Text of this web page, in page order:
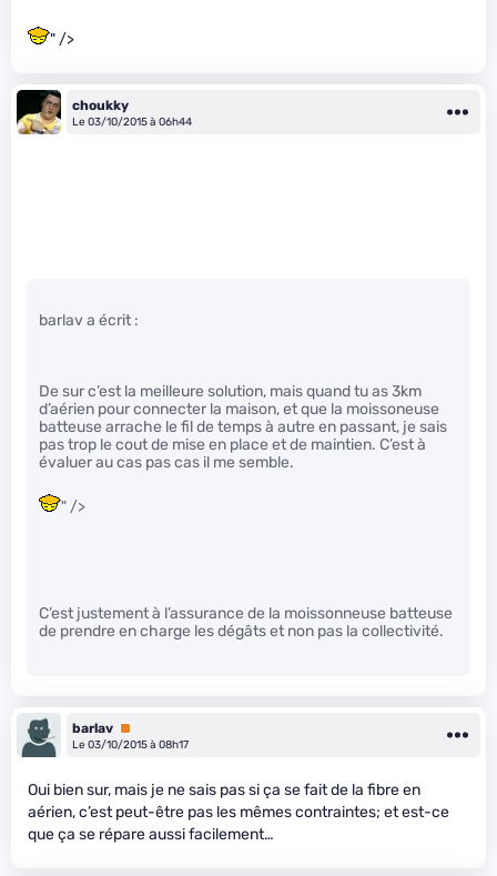
" />
choukky
Le 03/10/2015 à 06h44
barlav a écrit :
De sur c’est la meilleure solution, mais quand tu as 3km
d’aérien pour connecter la maison, et que la moissoneuse
batteuse arrache le fil de temps à autre en passant, je sais
pas trop le cout de mise en place et de maintien. C’est à
évaluer au cas pas cas il me semble.
" />
C’est justement à l’assurance de la moissonneuse batteuse
de prendre en charge les dégâts et non pas la collectivité.
barlav Premium
Le 03/10/2015 à 08h17
Oui bien sur, mais je ne sais pas si ça se fait de la fibre en
aérien, c’est peut-être pas les mêmes contraintes; et est-ce
que ça se répare aussi facilement…